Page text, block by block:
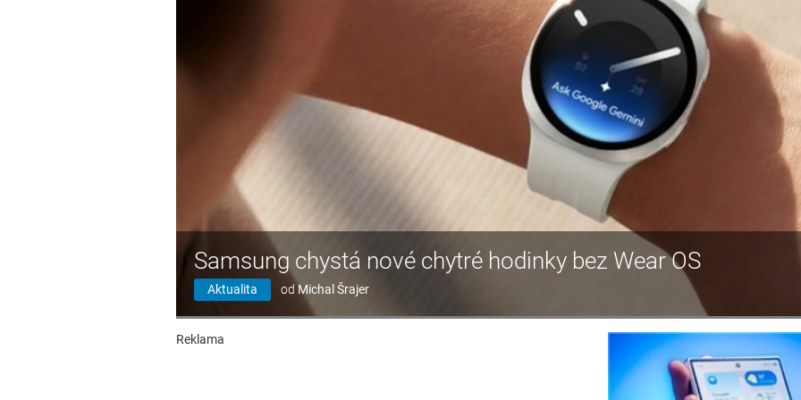
Samsung chystá nové chytré hodinky bez Wear OS
Aktualita od Michal Šrajer
Reklama